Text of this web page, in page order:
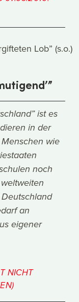
Lob” (s.o.)
ist es
in der
wie
noch
an
eigener
NICHT